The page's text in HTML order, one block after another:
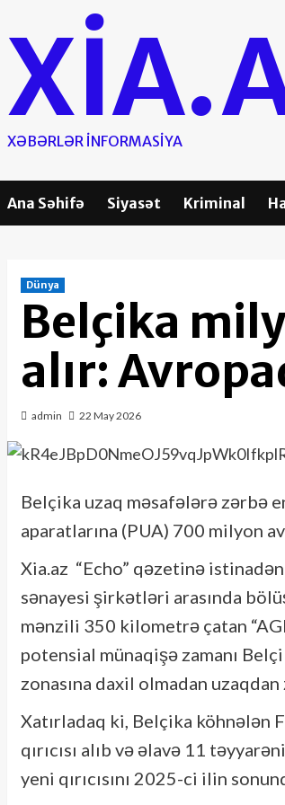
content
XƏBƏRLƏR INFORMASIYA
Ana Səhifə Siyasət Kriminal
Dünya
Belçika
alır:
admin 22 May 2026
Belçika uzaq məsafələrə zərbə
aparatlarına (PUA) 700 milyon
Xia.az “Echo” qəzetinə
sənayesi şirkətləri arasında
mənzili 350 kilometrə çatan
potensial münaqişə zamanı
zonasına daxil olmadan
Xatırladaq ki, Belçika köhnələn
qırıcısı alıb və əlavə 11
yeni qırıcısını 2025-ci ilin